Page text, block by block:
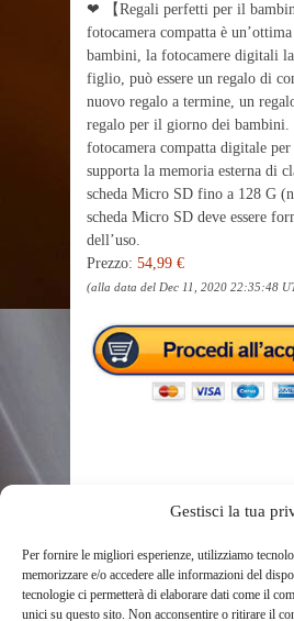
Gestisci la tua
Per fornire le migliori esperienze, utilizziamo
memorizzare e/o accedere alle informazioni del
tecnologie ci permetterà di elaborare dati come il
unici su questo sito. Non acconsentire o ritirare il
❤ 【Regali perfetti per il
fotocamera compatta è
bambini, la fotocamere digitali
figlio, può essere un regalo di
nuovo regalo a termine, un
regalo per il giorno dei bambini.
fotocamera compatta digitale
supporta la memoria esterna di
scheda Micro SD fino a 128 G
scheda Micro SD deve essere
dell’uso.
Prezzo: 54,99 €
(alla data del Dec 11, 2020 22:35:48
1080P ADULTI
FOTOCAMERA BRIDGE
FOTOCAMERA DIGITALE
FOTOCAMERA SUBACQUEA